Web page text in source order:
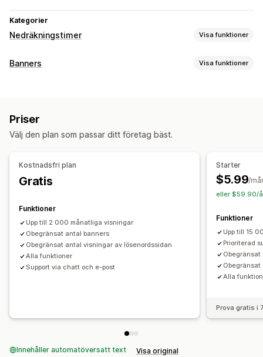
Kategorier
Nedräkningstimer Visa funktioner
Visningsalternativ
Landningssidor
Återkommande
Händelsebaserad
Fast slutdatum
Sessionsbaserade
Tajmad session
Timer-typ
Dagliga erbjudanden Blixtreor Tidsbegränsad kampanj
Utgångsdatum
Förbeställningar
Butiklansering
Banners Visa funktioner
Produktsidor
Färg och teckensnitt
Schemaläggning
Analyser och rapporter
Kundsegment
Priser
Välj den plan som passar ditt företag bäst.
Kostnadsfri plan
Gratis
Funktioner
Upp till 2 000 månatliga visningar
Obegränsat antal banners
Obegränsat antal visningar av lösenordssidan
Alla funktioner
Support via chatt och e-post
Starter
$5.99/
eller $59.90/
Funktioner
Upp till 15
Prioriterad
Alla
Prova gratis i
Innehåller automatöversatt text Visa original